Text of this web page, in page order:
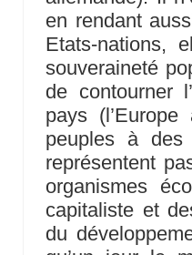
en rendant
Etats-nations,
souveraineté
de contourner
pays
peuples à des
représentent
organismes
capitaliste et
du